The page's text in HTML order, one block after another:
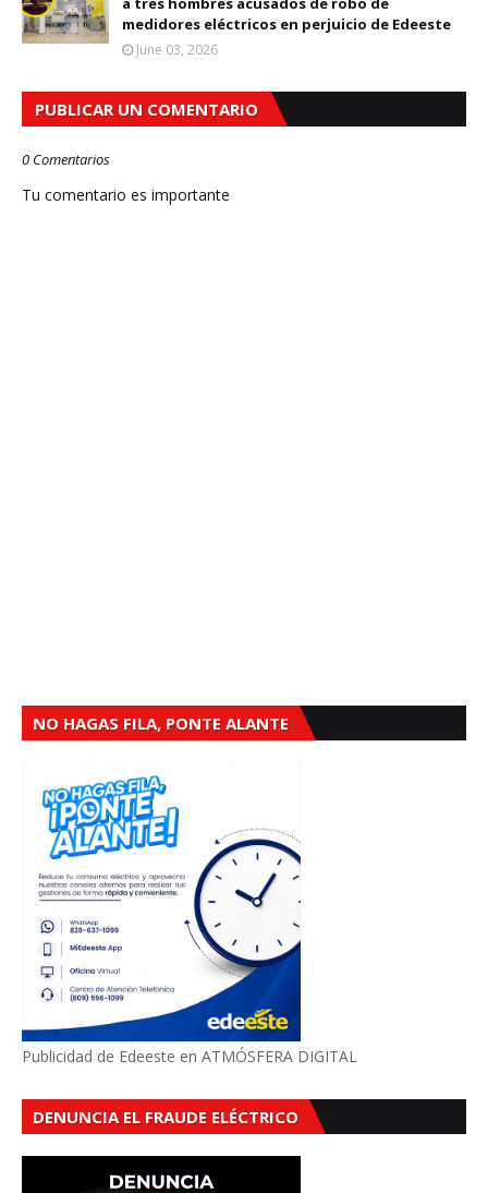
medidores eléctricos en perjuicio de Edeeste
June 03, 2026
PUBLICAR UN COMENTARIO
0 Comentarios
Tu comentario es importante
NO HAGAS FILA, PONTE ALANTE
Publicidad de Edeeste en ATMÓSFERA DIGITAL
DENUNCIA EL FRAUDE ELÉCTRICO